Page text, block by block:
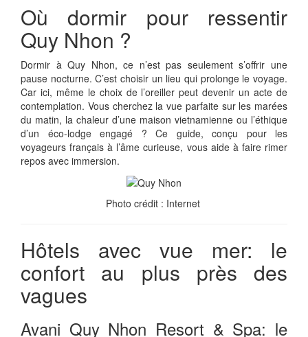
Où dormir pour ressentir
Quy Nhon ?
Dormir à Quy Nhon, ce n’est pas seulement s’offrir une
pause nocturne. C’est choisir un lieu qui prolonge le voyage.
Car ici, même le choix de l’oreiller peut devenir un acte de
contemplation. Vous cherchez la vue parfaite sur les marées
du matin, la chaleur d’une maison vietnamienne ou l’éthique
d’un éco-lodge engagé ? Ce guide, conçu pour les
voyageurs français à l’âme curieuse, vous aide à faire rimer
repos avec immersion.
Photo crédit : Internet
Hôtels avec vue mer: le
confort au plus près des
vagues
Avani Quy Nhon Resort & Spa: le